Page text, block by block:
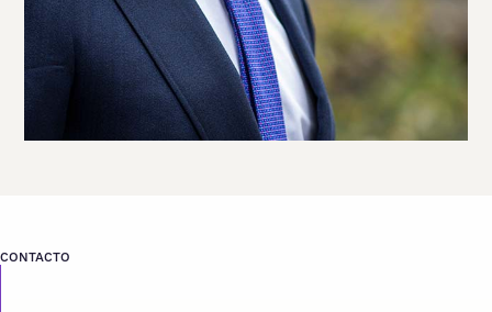
desde
CONTACTO